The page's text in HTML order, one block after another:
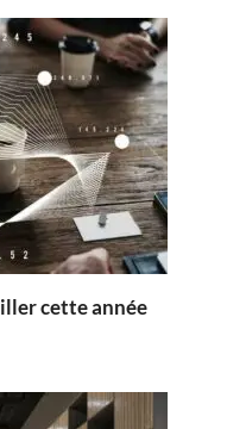
cette année